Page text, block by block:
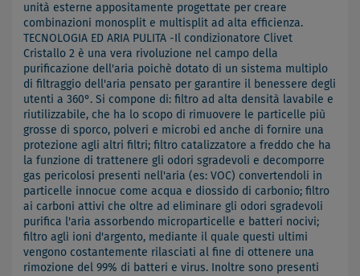
unità esterne appositamente progettate per creare
combinazioni monosplit e multisplit ad alta efficienza.
TECNOLOGIA ED ARIA PULITA -Il condizionatore Clivet
Cristallo 2 è una vera rivoluzione nel campo della
purificazione dell'aria poichè dotato di un sistema multiplo
di filtraggio dell'aria pensato per garantire il benessere degli
utenti a 360°. Si compone di: filtro ad alta densità lavabile e
riutilizzabile, che ha lo scopo di rimuovere le particelle più
grosse di sporco, polveri e microbi ed anche di fornire una
protezione agli altri filtri; filtro catalizzatore a freddo che ha
la funzione di trattenere gli odori sgradevoli e decomporre
gas pericolosi presenti nell'aria (es: VOC) convertendoli in
particelle innocue come acqua e diossido di carbonio; filtro
ai carboni attivi che oltre ad eliminare gli odori sgradevoli
purifica l'aria assorbendo microparticelle e batteri nocivi;
filtro agli ioni d'argento, mediante il quale questi ultimi
vengono costantemente rilasciati al fine di ottenere una
rimozione del 99% di batteri e virus. Inoltre sono presenti